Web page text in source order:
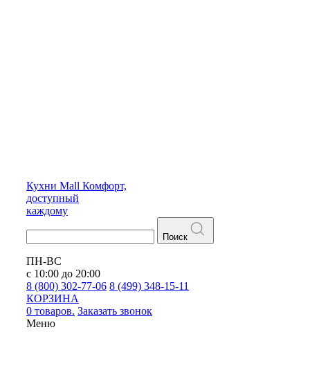
Кухни Mall Комфорт,
доступный
каждому
Поиск
ПН-ВС
с 10:00 до 20:00
8 (800) 302-77-06 8 (499) 348-15-11
КОРЗИНА
0 товаров. Заказать звонок
Меню